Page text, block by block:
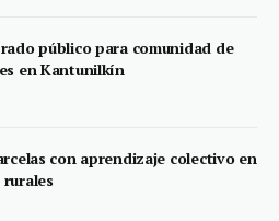
público para comunidad de
en Kantunilkín
con aprendizaje colectivo en